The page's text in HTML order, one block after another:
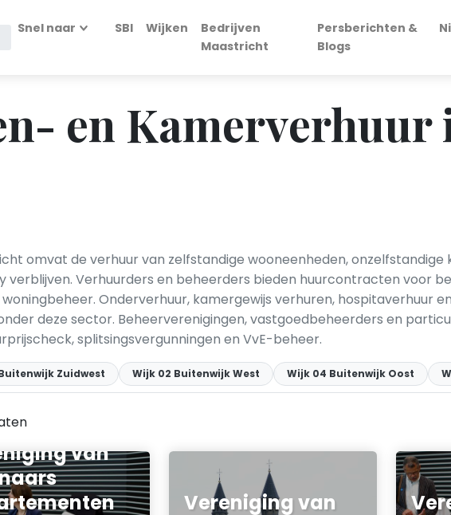
Snel naar SBI Wijken
Bedrijven
Maastricht
Persberichten &
Blogs
en Kamerverhuur
omvat de verhuur van zelfstandige wooneenheden, onzelfstandige
Verhuurders en beheerders bieden huurcontracten voor
Onderverhuur, kamergewijs verhuren, hospitaverhuur
deze sector. Beheerverenigingen, vastgoedbeheerders en
splitsingsvergunningen en VvE-beheer.
Zuidwest Wijk 02 Buitenwijk West Wijk 04 Buitenwijk Oost
van
Vereniging van